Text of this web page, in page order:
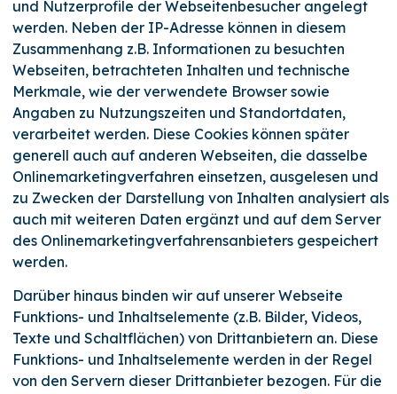
und Nutzerprofile der Webseitenbesucher angelegt
werden. Neben der IP-Adresse können in diesem
Zusammenhang z.B. Informationen zu besuchten
Webseiten, betrachteten Inhalten und technische
Merkmale, wie der verwendete Browser sowie
Angaben zu Nutzungszeiten und Standortdaten,
verarbeitet werden. Diese Cookies können später
generell auch auf anderen Webseiten, die dasselbe
Onlinemarketingverfahren einsetzen, ausgelesen und
zu Zwecken der Darstellung von Inhalten analysiert als
auch mit weiteren Daten ergänzt und auf dem Server
des Onlinemarketingverfahrensanbieters gespeichert
werden.
Darüber hinaus binden wir auf unserer Webseite
Funktions- und Inhaltselemente (z.B. Bilder, Videos,
Texte und Schaltflächen) von Drittanbietern an. Diese
Funktions- und Inhaltselemente werden in der Regel
von den Servern dieser Drittanbieter bezogen. Für die